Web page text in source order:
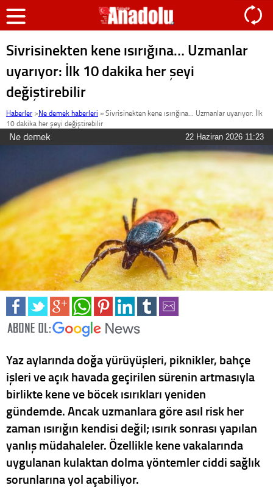
Sivrisinekten kene ısırığına… Uzmanlar
uyarıyor: İlk 10 dakika her şeyi
değiştirebilir
Haberler >Ne demek haberleri »Sivrisinekten kene ısırığına… Uzmanlar uyarıyor: İlk
10 dakika her şeyi değiştirebilir
Ne demek 22 Haziran 2026 11:23
Yaz aylarında doğa yürüyüşleri, piknikler, bahçe
işleri ve açık havada geçirilen sürenin artmasıyla
birlikte kene ve böcek ısırıkları yeniden
gündemde. Ancak uzmanlara göre asıl risk her
zaman ısırığın kendisi değil; ısırık sonrası yapılan
yanlış müdahaleler. Özellikle kene vakalarında
uygulanan kulaktan dolma yöntemler ciddi sağlık
sorunlarına yol açabiliyor.